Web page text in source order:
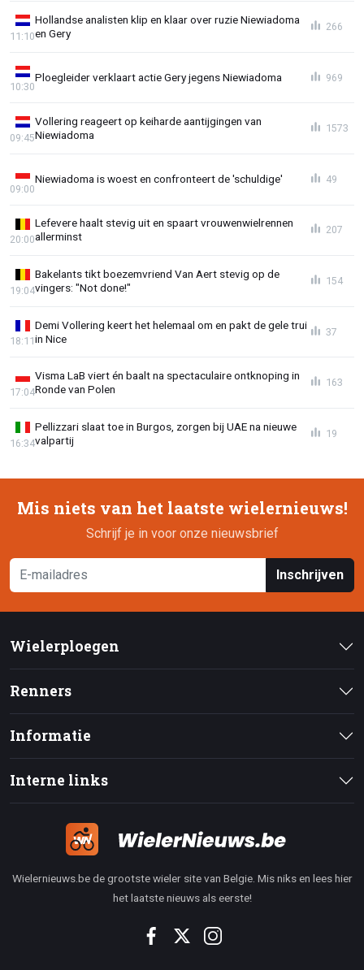
Hollandse analisten klip en klaar over ruzie Niewiadoma
en Gery
11:10
266
Ploegleider verklaart actie Gery jegens Niewiadoma
10:30
969
Vollering reageert op keiharde aantijgingen van
Niewiadoma
09:45
1573
Niewiadoma is woest en confronteert de 'schuldige'
09:00
49
Lefevere haalt stevig uit en spaart vrouwenwielrennen
allerminst
20:00
207
Bakelants tikt boezemvriend Van Aert stevig op de
vingers: "Not done!"
19:04
154
Demi Vollering keert het helemaal om en pakt de gele trui
in Nice
18:11
37
Visma LaB viert én baalt na spectaculaire ontknoping in
Ronde van Polen
17:04
163
Pellizzari slaat toe in Burgos, zorgen bij UAE na nieuwe
valpartij
16:34
19
Mis niets van het laatste wielernieuws!
Schrijf je in voor onze nieuwsbrief
Inschrijven
Wielerploegen
Renners
Informatie
Interne links
Wielernieuws.be de grootste wieler site van Belgie. Mis niks en lees hier
het laatste nieuws als eerste!